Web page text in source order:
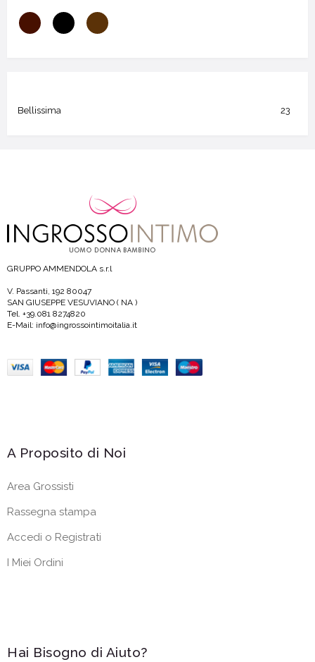
Bellissima 23
GRUPPO AMMENDOLA s.r.l
V. Passanti, 192 80047
SAN GIUSEPPE VESUVIANO ( NA )
Tel. +39.081 8274820
E-Mail: info@ingrossointimoitalia.it
A Proposito di Noi
Area Grossisti
Rassegna stampa
Accedi o Registrati
I Miei Ordini
Hai Bisogno di Aiuto?